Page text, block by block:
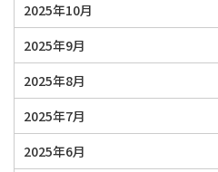
2025年10月
2025年9月
2025年8月
2025年7月
2025年6月